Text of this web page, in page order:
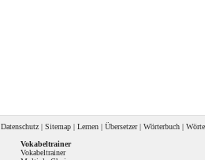
Datenschutz | Sitemap | Lernen | Übersetzer| Wörterbuch |
Vokabeltrainer
Vokabeltrainer